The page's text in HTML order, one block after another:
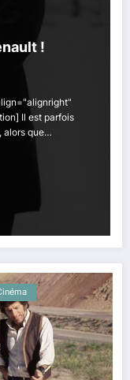
!
Il est parfois
alors que…